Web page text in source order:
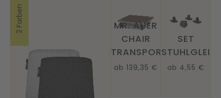
2 Farben
MR. AUER
CHAIR
TRANSPORTROLLER
ab 139,35 €
SET
ab 4,55 €